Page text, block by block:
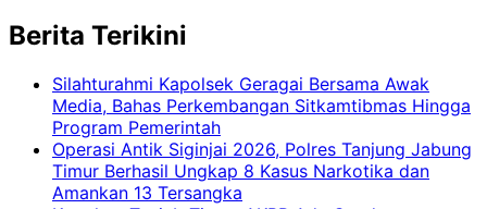
Berita Terikini
Silahturahmi Kapolsek Geragai Bersama Awak
Media, Bahas Perkembangan Sitkamtibmas Hingga
Program Pemerintah
Operasi Antik Siginjai 2026, Polres Tanjung Jabung
Timur Berhasil Ungkap 8 Kasus Narkotika dan
Amankan 13 Tersangka